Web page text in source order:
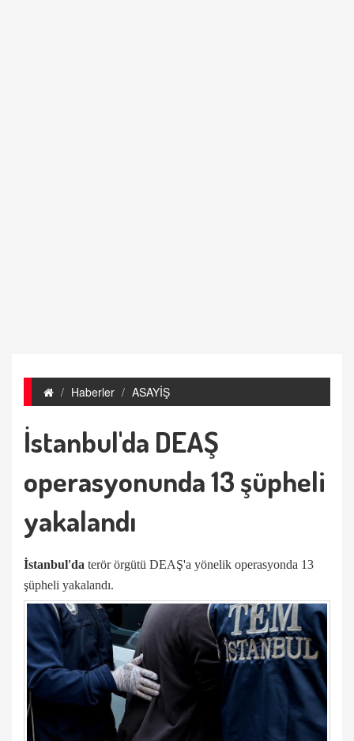
Haberler ASAYİŞ
İstanbul'da DEAŞ
operasyonunda 13 şüpheli
yakalandı
İstanbul'da terör örgütü DEAŞ'a yönelik operasyonda 13
şüpheli yakalandı.